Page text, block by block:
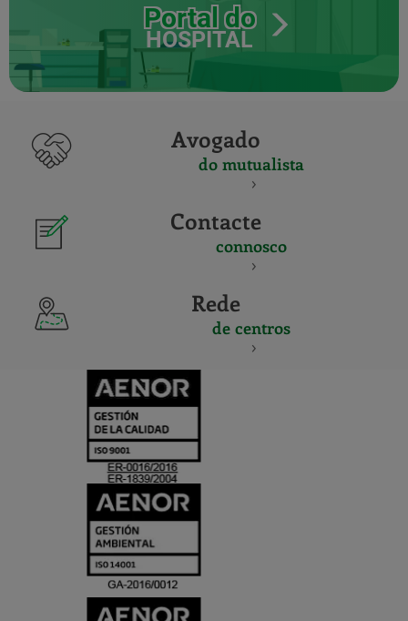
Portal do
HOSPITAL
Avogado
do mutualista
Contacte
connosco
Rede
de centros